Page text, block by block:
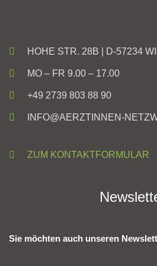
HOHE STR. 28B | D-57234
MO – FR 9.00 – 17.00
+49 2739 803 88 90
INFO@AERZTINNEN-
ZUM KONTAKTFORMULAR
Sie möchten auch unseren